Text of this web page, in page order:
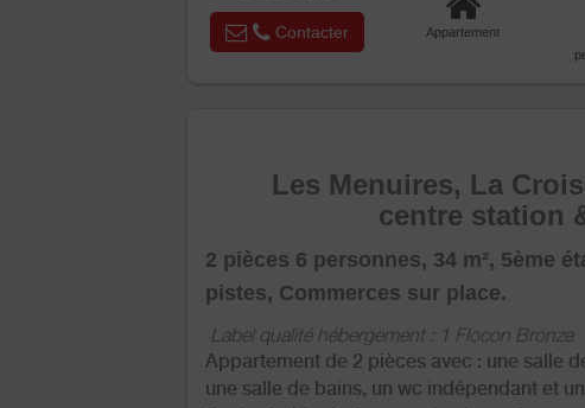
Contacter Appartement
Les Menuires, La
centre station
2 pièces 6 personnes, 34 m², 5ème
pistes, Commerces sur place.
Label qualité hébergement : 1 Flocon Bronze
Appartement de 2 pièces avec : une salle
une salle de bains, un wc indépendant et